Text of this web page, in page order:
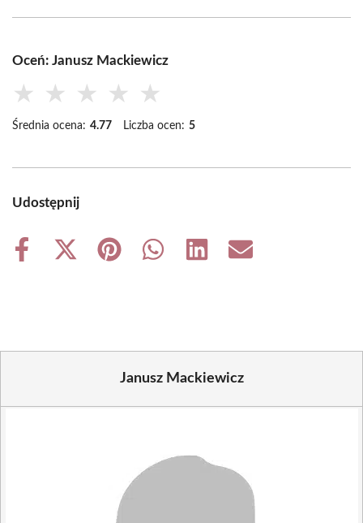
Oceń: Janusz Mackiewicz
★ ★ ★ ★ ★
Średnia ocena: 4.77 Liczba ocen: 5
Udostępnij
Share
Share
Share
Share
Share
Share
Janusz Mackiewicz